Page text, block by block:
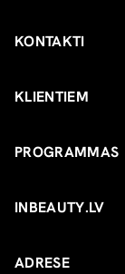
KONTAKTI
KLIENTIEM
PROGRAMMAS
INBEAUTY.LV
ADRESE